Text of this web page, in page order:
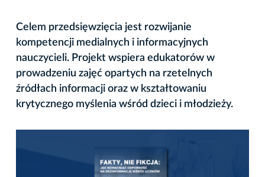
Celem przedsięwzięcia jest rozwijanie
kompetencji medialnych i informacyjnych
nauczycieli. Projekt wspiera edukatorów w
prowadzeniu zajęć opartych na rzetelnych
źródłach informacji oraz w kształtowaniu
krytycznego myślenia wśród dzieci i młodzieży.